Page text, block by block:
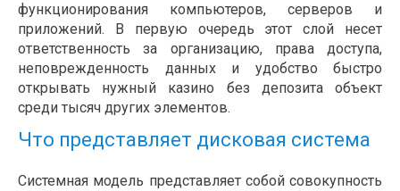
функционирования компьютеров, серверов и
приложений. В первую очередь этот слой несет
ответственность за организацию, права доступа,
неповрежденность данных и удобство быстро
открывать нужный казино без депозита объект
среди тысяч других элементов.
Что представляет дисковая система
Системная модель представляет собой совокупность